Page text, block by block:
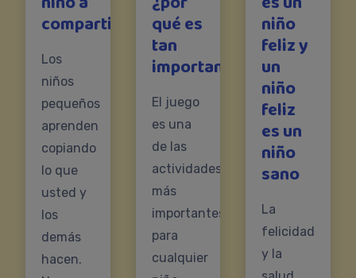
compartir
Los
niños
pequeños
aprenden
copiando
lo que
usted y
los
demás
hacen.
qué es
tan
importante?
El juego
es una
de las
actividades
más
importantes
para
cualquier
niño
feliz y
un
niño
feliz
es un
niño
sano
La
felicidad
y la